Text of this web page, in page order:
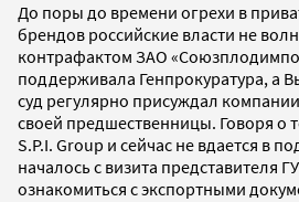
До поры до времени огрехи в
брендов российские власти не
контрафактом ЗАО
поддерживала Генпрокуратура, а
суд регулярно присуждал
своей предшественницы. Говоря о
S.P.I. Group и сейчас не вдается в
началось с визита представителя
ознакомиться с экспортными